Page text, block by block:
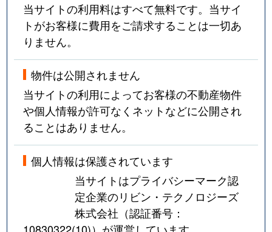
当サイトの利用料はすべて無料です。当サイ
トがお客様に費用をご請求することは一切あ
りません。
物件は公開されません
当サイトの利用によってお客様の不動産物件
や個人情報が許可なくネットなどに公開され
ることはありません。
個人情報は保護されています
当サイトはプライバシーマーク認
定企業のリビン・テクノロジーズ
株式会社（認証番号：
10830322(10)）が運営しています。